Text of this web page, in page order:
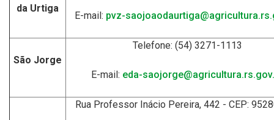
da Urtiga
E-mail: pvz-
São Jorge
Telefone: (54) 3271-1113
E-mail: eda-
Rua Professor Inácio Pereira, 442 - CEP: